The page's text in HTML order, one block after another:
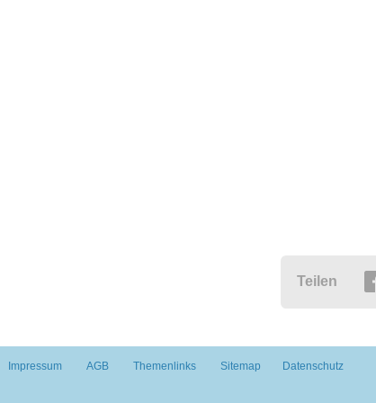
Teilen
Impressum AGB Themenlinks Sitemap Datenschutz